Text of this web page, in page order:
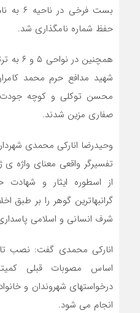
بست
حفظ شماره نامگذاری شد.
شهید مدافع حرم محمد
محسن توکلی و کوچه جودت
صفاری مزین شدند.
تفسیرگر واقعی معنای واژه
از اسطوره ایثار و شهادت
گرانبهاترین گوهر را بر طبق
شرف انسانی و اسلامی
انارکی محمدی گفت: نصب
اساس مصوبات قبلی
درخواستهای شهروندان و
انجام می شود.